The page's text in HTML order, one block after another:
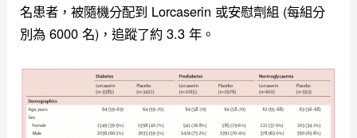
名患者，被隨機分配到 Lorcaserin 或安慰劑組 (每組分
別為 6000 名)，追蹤了約 3.3 年。